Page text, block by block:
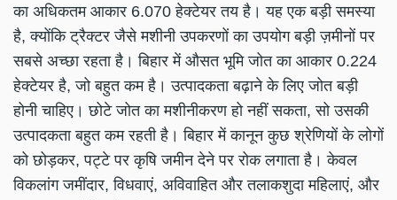
का अधिकतम आकार 6.070 हेक्टेयर तय है। यह एक बड़ी समस्या
है, क्योंकि ट्रैक्टर जैसे मशीनी उपकरणों का उपयोग बड़ी ज़मीनों पर
सबसे अच्छा रहता है। बिहार में औसत भूमि जोत का आकार 0.224
हेक्टेयर है, जो बहुत कम है। उत्पादकता बढ़ाने के लिए जोत बड़ी
होनी चाहिए। छोटे जोत का मशीनीकरण हो नहीं सकता, सो उसकी
उत्पादकता बहुत कम रहती है। बिहार में कानून कुछ श्रेणियों के लोगों
को छोड़कर, पट्टे पर कृषि जमीन देने पर रोक लगाता है। केवल
विकलांग जमींदार, विधवाएं, अविवाहित और तलाकशुदा महिलाएं, और